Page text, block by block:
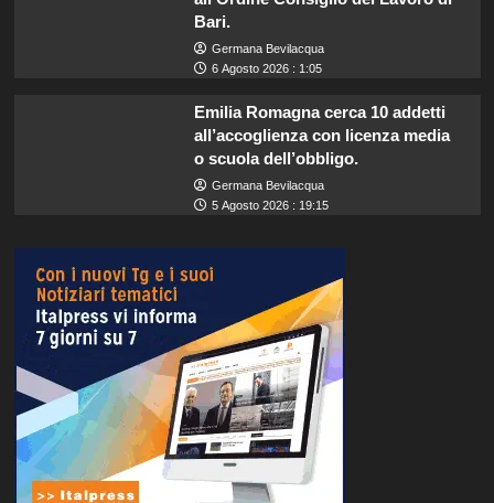
Bari.
Germana Bevilacqua
6 Agosto 2026 : 1:05
Emilia Romagna cerca 10 addetti
all’accoglienza con licenza media
o scuola dell’obbligo.
Germana Bevilacqua
5 Agosto 2026 : 19:15